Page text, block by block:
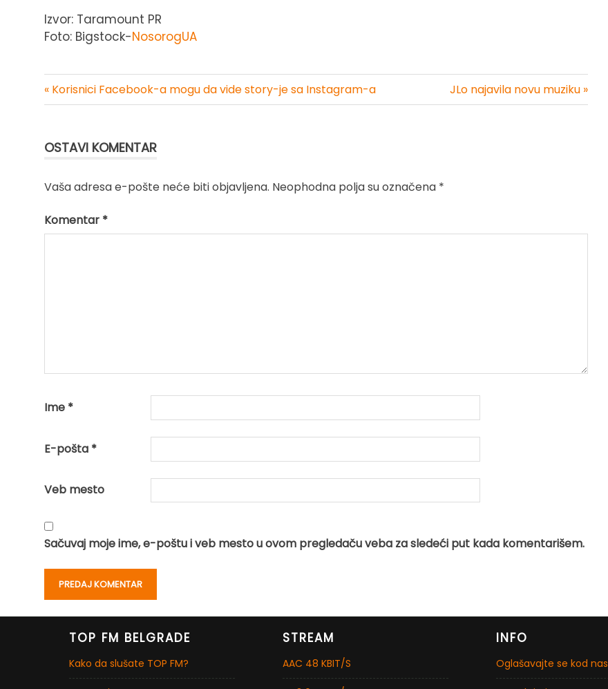
Izvor: Taramount PR
Foto: Bigstock-NosorogUA
Kretanje
« Korisnici Facebook-a mogu da vide story-je sa Instagram-a JLo najavila novu muziku »
OSTAVI KOMENTAR
Vaša adresa e-pošte neće biti objavljena. Neophodna polja su označena *
Komentar *
Ime *
E-pošta *
Veb mesto
Sačuvaj moje ime, e-poštu i veb mesto u ovom pregledaču veba za sledeći put kada komentarišem.
TOP FM BELGRADE
Kako da slušate TOP FM?
STREAM
AAC 48 KBIT/S
INFO
Oglašavajte se kod nas